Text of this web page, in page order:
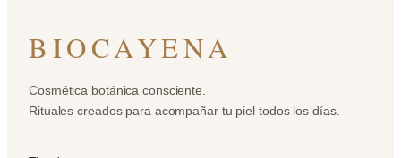
BIOCAYENA
Cosmética botánica consciente.
Rituales creados para acompañar tu piel todos los días.